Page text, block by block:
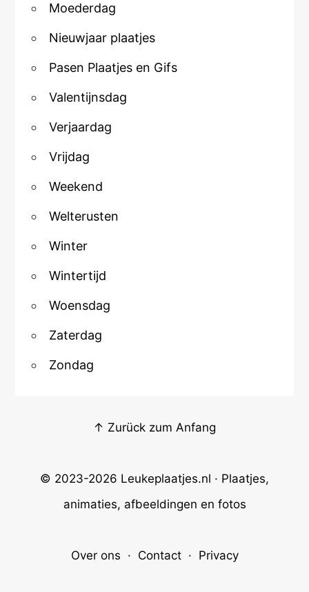
Moederdag
Nieuwjaar plaatjes
Pasen Plaatjes en Gifs
Valentijnsdag
Verjaardag
Vrijdag
Weekend
Welterusten
Winter
Wintertijd
Woensdag
Zaterdag
Zondag
↑ Zurück zum Anfang
© 2023-2026 Leukeplaatjes.nl · Plaatjes,
animaties, afbeeldingen en fotos
Over ons · Contact· Privacy